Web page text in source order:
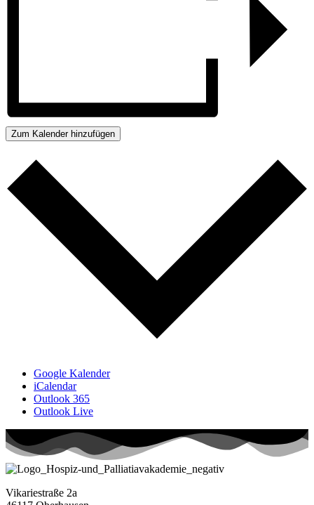
Zum Kalender hinzufügen
Google Kalender
iCalendar
Outlook 365
Outlook Live
Vikariestraße 2a